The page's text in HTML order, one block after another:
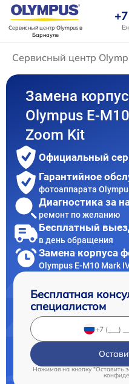
Сервисный центр Olympusв
Барнауле
Сервисный центр
Замена
Olympus E-
Zoom Kit
Официальный
Гарантийное
фотоаппарата
Диагностика за
ремонт по желанию
Бесплатный
в день обращения
Замена корпуса
Olympus E-M10 Mark
Бесплатная
специалистом
Нажимая на кнопку "Оставить